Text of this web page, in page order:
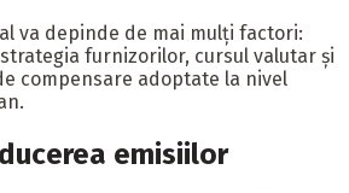
va depinde de mai mulți factori:
furnizorilor, cursul valutar și
compensare adoptate la nivel
emisiilor